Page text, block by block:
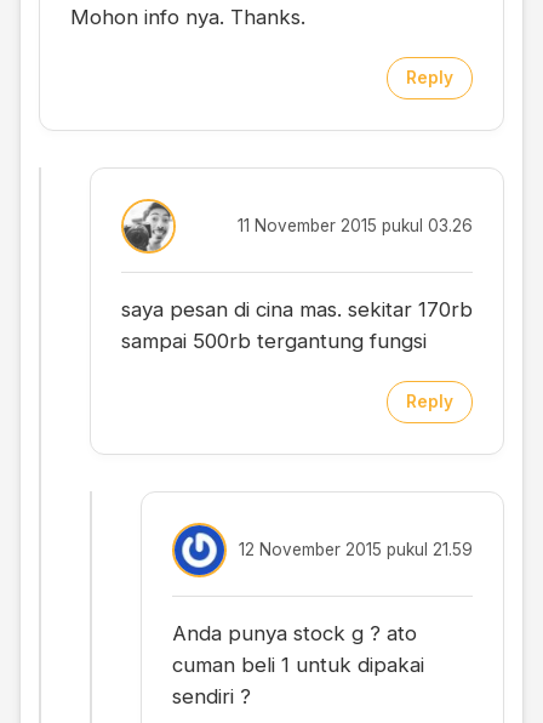
Mohon info nya. Thanks.
Reply
11 November 2015 pukul 03.26
saya pesan di cina mas. sekitar 170rb
sampai 500rb tergantung fungsi
Reply
12 November 2015 pukul 21.59
Anda punya stock g ? ato
cuman beli 1 untuk dipakai
sendiri ?